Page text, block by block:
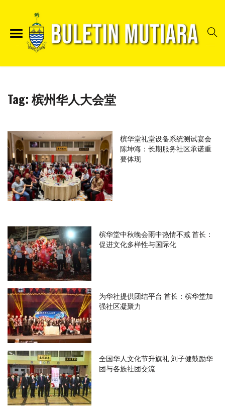
Tag:槟州华人大会堂
槟华堂礼堂设备系统测试宴会
陈坤海：长期服务社区承诺重
要体现
槟华堂中秋晚会雨中热情不减 首长：
促进文化多样性与国际化
为华社提供团结平台 首长：槟华堂加
强社区凝聚力
全国华人文化节升旗礼 刘子健鼓励华
团与各族社团交流